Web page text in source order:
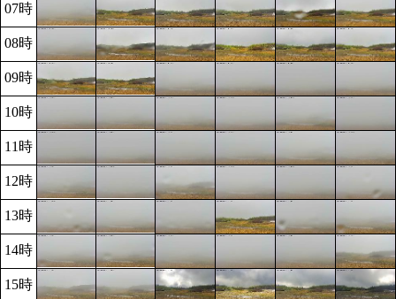
07時
08時
09時
10時
11時
12時
13時
14時
15時